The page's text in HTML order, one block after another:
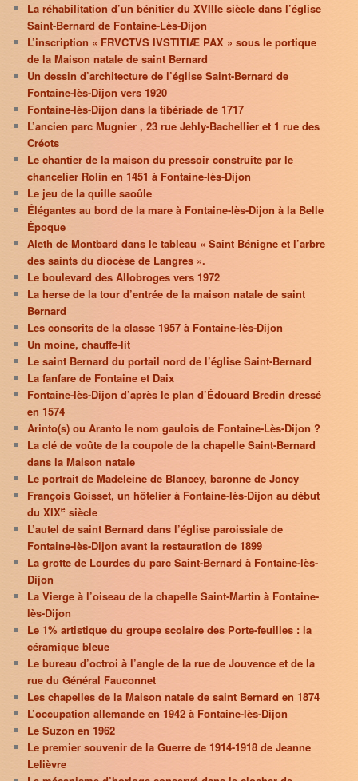
La réhabilitation d’un bénitier du XVIIIe siècle dans l’église
Saint-Bernard de Fontaine-Lès-Dijon
L’inscription « FRVCTVS IVSTITIÆ PAX » sous le portique
de la Maison natale de saint Bernard
Un dessin d’architecture de l’église Saint-Bernard de
Fontaine-lès-Dijon vers 1920
Fontaine-lès-Dijon dans la tibériade de 1717
L’ancien parc Mugnier , 23 rue Jehly-Bachellier et 1 rue des
Créots
Le chantier de la maison du pressoir construite par le
chancelier Rolin en 1451 à Fontaine-lès-Dijon
Le jeu de la quille saoûle
Élégantes au bord de la mare à Fontaine-lès-Dijon à la Belle
Époque
Aleth de Montbard dans le tableau « Saint Bénigne et l’arbre
des saints du diocèse de Langres ».
Le boulevard des Allobroges vers 1972
La herse de la tour d’entrée de la maison natale de saint
Bernard
Les conscrits de la classe 1957 à Fontaine-lès-Dijon
Un moine, chauffe-lit
Le saint Bernard du portail nord de l’église Saint-Bernard
La fanfare de Fontaine et Daix
Fontaine-lès-Dijon d’après le plan d’Édouard Bredin dressé
en 1574
Arinto(s) ou Aranto le nom gaulois de Fontaine-Lès-Dijon ?
La clé de voûte de la coupole de la chapelle Saint-Bernard
dans la Maison natale
Le portrait de Madeleine de Blancey, baronne de Joncy
François Goisset, un hôtelier à Fontaine-lès-Dijon au début
du XIXe siècle
L’autel de saint Bernard dans l’église paroissiale de
Fontaine-lès-Dijon avant la restauration de 1899
La grotte de Lourdes du parc Saint-Bernard à Fontaine-lès-
Dijon
La Vierge à l’oiseau de la chapelle Saint-Martin à Fontaine-
lès-Dijon
Le 1% artistique du groupe scolaire des Porte-feuilles : la
céramique bleue
Le bureau d’octroi à l’angle de la rue de Jouvence et de la
rue du Général Fauconnet
Les chapelles de la Maison natale de saint Bernard en 1874
L’occupation allemande en 1942 à Fontaine-lès-Dijon
Le Suzon en 1962
Le premier souvenir de la Guerre de 1914-1918 de Jeanne
Lelièvre